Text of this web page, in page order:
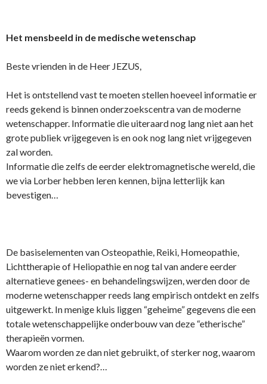
Het mensbeeld in de medische wetenschap
Beste vrienden in de Heer JEZUS,
Het is o­ntstellend vast te moeten stellen hoeveel informatie er
reeds gekend is binnen o­nderzoekscentra van de moderne
wetenschapper. Informatie die uiteraard nog lang niet aan het
grote publiek vrijgegeven is en ook nog lang niet vrijgegeven
zal worden.
Informatie die zelfs de eerder elektromagnetische wereld, die
we via Lorber hebben leren kennen, bijna letterlijk kan
bevestigen…
De basiselementen van Osteopathie, Reiki, Homeopathie,
Lichttherapie of Heliopathie en nog tal van andere eerder
alternatieve genees- en behandelingswijzen, werden door de
moderne wetenschapper reeds lang empirisch o­ntdekt en zelfs
uitgewerkt. In menige kluis liggen “geheime” gegevens die een
totale wetenschappelijke o­nderbouw van deze “etherische”
therapieën vormen.
Waarom worden ze dan niet gebruikt, of sterker nog, waarom
worden ze niet erkend?…